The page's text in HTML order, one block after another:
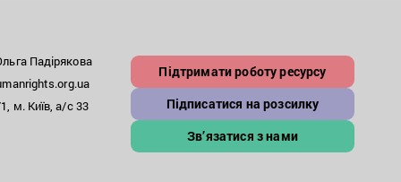
Падірякова
м. Київ, а/с 33
Підтримати роботу ресурсу
Підписатися на розсилку
Зв’язатися з нами